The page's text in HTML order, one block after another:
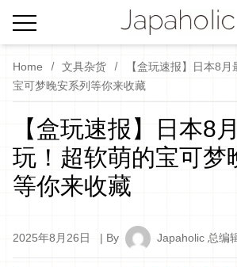
Home 文具杂货
【盒玩速报】日本8
宝可梦晚安系列等你来收藏
【盒玩速报】日本8
玩！超软萌的宝可梦
等你来收藏
2025年8月26日 | By Japaholic 总编